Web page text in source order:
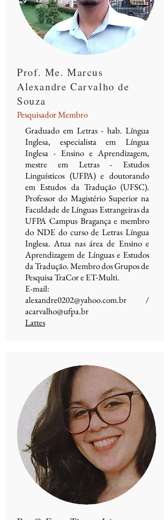
Prof. Me. Marcus
Alexandre Carvalho de
Souza
Pesquisador Membro
Graduado em Letras - hab. Língua
Inglesa, especialista em Língua
Inglesa - Ensino e Aprendizagem,
mestre em Letras - Estudos
Linguísticos (UFPA) e doutorando
em Estudos da Tradução (UFSC).
Professor do Magistério Superior na
Faculdade de Línguas Estrangeiras da
UFPA Campus Bragança e membro
do NDE do curso de Letras Língua
Inglesa. Atua nas área de Ensino e
Aprendizagem de Línguas e Estudos
da Tradução. Membro dos Grupos de
Pesquisa TraCor e ET-Multi.
E-mail:
alexandre0202@yahoo.com.br /
acarvalho@ufpa.br
Lattes